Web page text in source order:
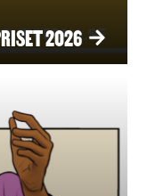
2026